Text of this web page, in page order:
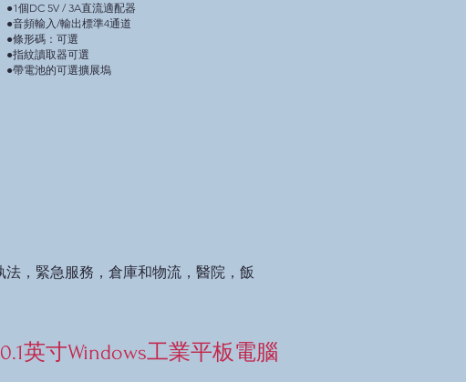
●1個DC 5V / 3A直流適配器
●音頻輸入/輸出標準4通道
●條形碼：可選
●指紋讀取器可選
●帶電池的可選擴展塢
，緊急服務，倉庫和物流，醫院，飯
英寸Windows工業平板電腦